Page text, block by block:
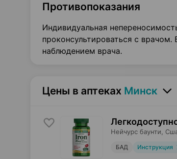
Противопоказания
Индивидуальная
проконсультироваться с
наблюдением врача.
Цены в аптеках Минск
Нейчурс баунти ,
БАД Инструкция